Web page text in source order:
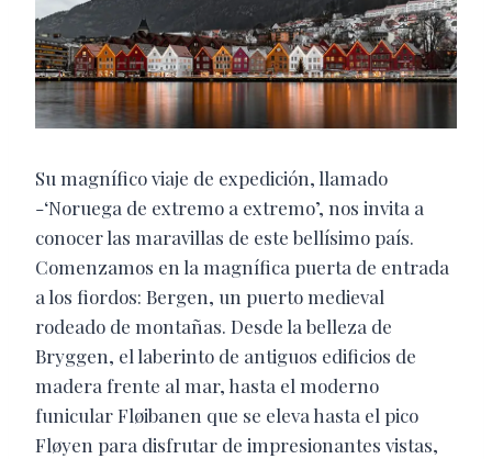
Su magnífico viaje de expedición, llamado
-‘Noruega de extremo a extremo’, nos invita a
conocer las maravillas de este bellísimo país.
Comenzamos en la magnífica puerta de entrada
a los fiordos: Bergen, un puerto medieval
rodeado de montañas. Desde la belleza de
Bryggen, el laberinto de antiguos edificios de
madera frente al mar, hasta el moderno
funicular Fløibanen que se eleva hasta el pico
Fløyen para disfrutar de impresionantes vistas,